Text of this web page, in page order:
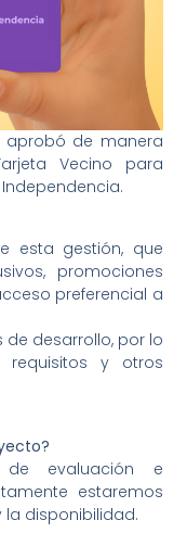
aprobó de manera
Vecino para
esta gestión, que
promociones
preferencial a
desarrollo, por lo
requisitos y otros
evaluación e
estaremos
disponibilidad.